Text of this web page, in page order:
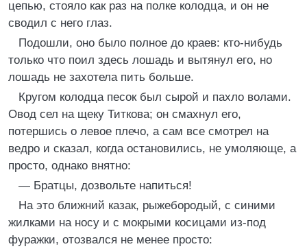
цепью, стояло как раз на полке колодца, и он не
сводил с него глаз.
Подошли, оно было полное до краев: кто-нибудь
только что поил здесь лошадь и вытянул его, но
лошадь не захотела пить больше.
Кругом колодца песок был сырой и пахло волами.
Овод сел на щеку Титкова; он смахнул его,
потершись о левое плечо, а сам все смотрел на
ведро и сказал, когда остановились, не умоляюще, а
просто, однако внятно:
— Братцы, дозвольте напиться!
На это ближний казак, рыжебородый, с синими
жилками на носу и с мокрыми косицами из-под
фуражки, отозвался не менее просто: